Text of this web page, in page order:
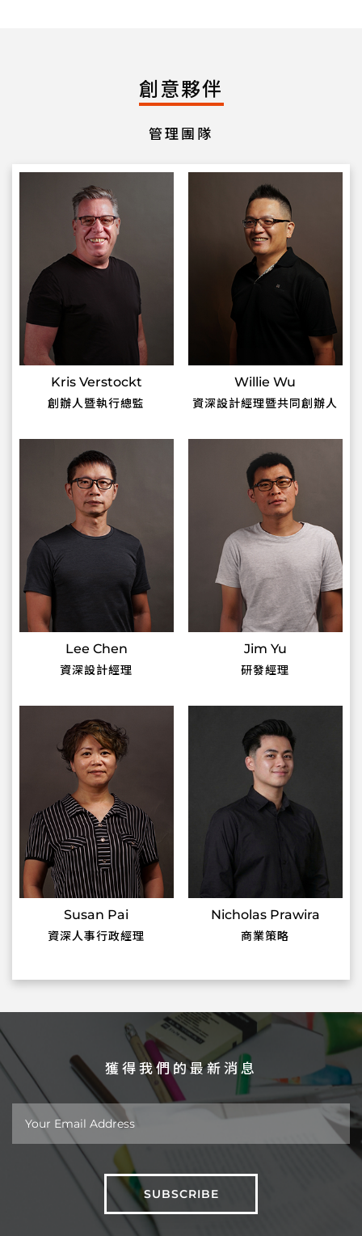
創意夥伴
管理團隊
創辦人暨執行總監
Kris Verstockt
資深設計經理暨共同創辦人
Willie Wu
資深設計經理
Lee Chen
研發經理
Jim Yu
資深人事行政經理
Susan Pai
商業策略
Nicholas Prawira
獲得我們的最新消息